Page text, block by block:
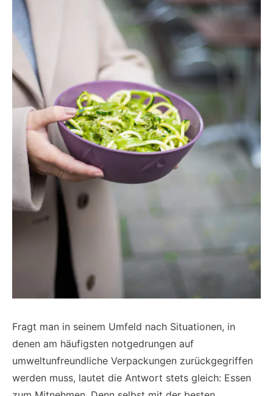
Fragt man in seinem Umfeld nach Situationen, in
denen am häufigsten notgedrungen auf
umweltunfreundliche Verpackungen zurückgegriffen
werden muss, lautet die Antwort stets gleich: Essen